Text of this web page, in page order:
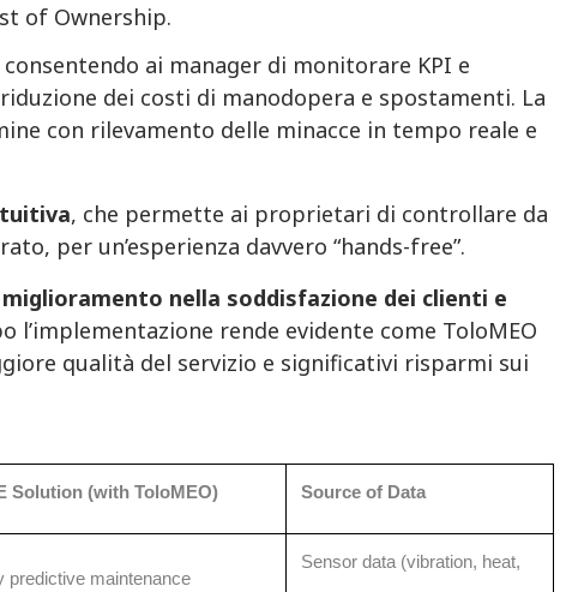
of Ownership.
ai manager di monitorare KPI e
dei costi di manodopera e spostamenti. La
con rilevamento delle minacce in tempo reale e
, che permette ai proprietari di controllare da
per un’esperienza davvero “hands-free”.
nella soddisfazione dei clienti e
rende evidente come ToloMEO
qualità del servizio e significativi risparmi sui
Solution (with ToloMEO) Source of Data
predictive maintenance
Sensor data (vibration, heat,